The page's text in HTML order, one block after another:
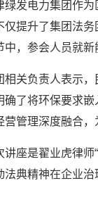
电力集团作为区
仅提升了集团法
中，参会人员就
负责人表示，民
确了将环保要求
营管理深度融合，
是翟业虎律师“
法典精神在企业治